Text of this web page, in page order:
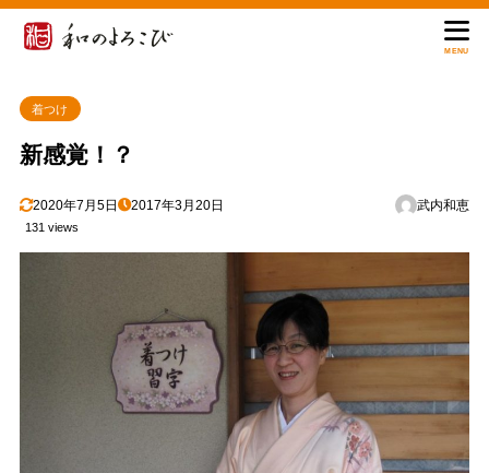
MENU
着つけ
新感覚！？
2020年7月5日 2017年3月20日 武内和恵
131 views